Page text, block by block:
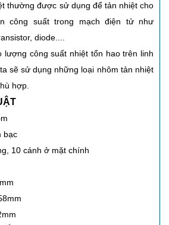
thường được sử dụng để tản nhiệt cho
công suất trong mạch điện tử như
diode....
lượng công suất nhiệt tổn hao trên linh
sẽ sử dụng những loại nhôm tản nhiệt
hợp.
bạc
10 cánh ở mặt chính